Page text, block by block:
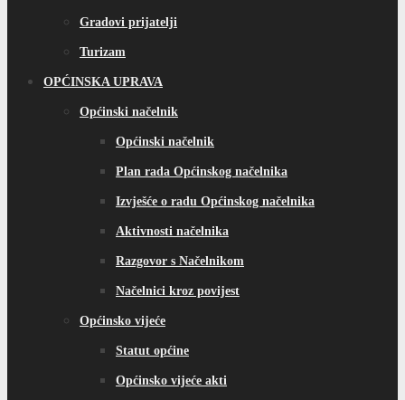
Gradovi prijatelji
Turizam
OPĆINSKA UPRAVA
Općinski načelnik
Općinski načelnik
Plan rada Općinskog načelnika
Izvješće o radu Općinskog načelnika
Aktivnosti načelnika
Razgovor s Načelnikom
Načelnici kroz povijest
Općinsko vijeće
Statut općine
Općinsko vijeće akti